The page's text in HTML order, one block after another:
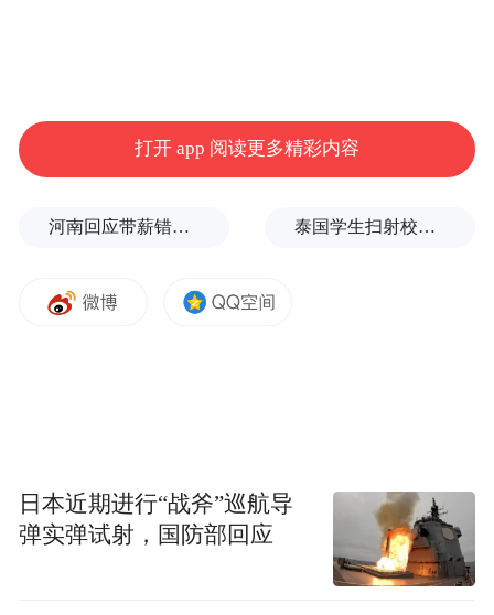
成了影片主角抒发情感的地方，贝尔或在海
边独步、或与布兰切特海边相拥、或与娜塔
尔一句“你给了我内心的平静，带给我快乐，
脱、救赎。
打开 app 阅读更多精彩内容
河南回应带薪错峰休假通知引争议：文章相关表述不够准确，程序审签不规范，待修改后予以印发 泰国学生扫射校园，致7死15伤，犯案前先射杀祖父母
日本近期进行“战斧”巡航导
弹实弹试射，国防部回应